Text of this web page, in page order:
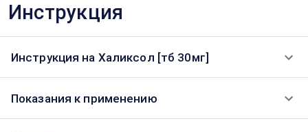
Инструкция
Инструкция на Халиксол [тб 30мг]
Показания к применению